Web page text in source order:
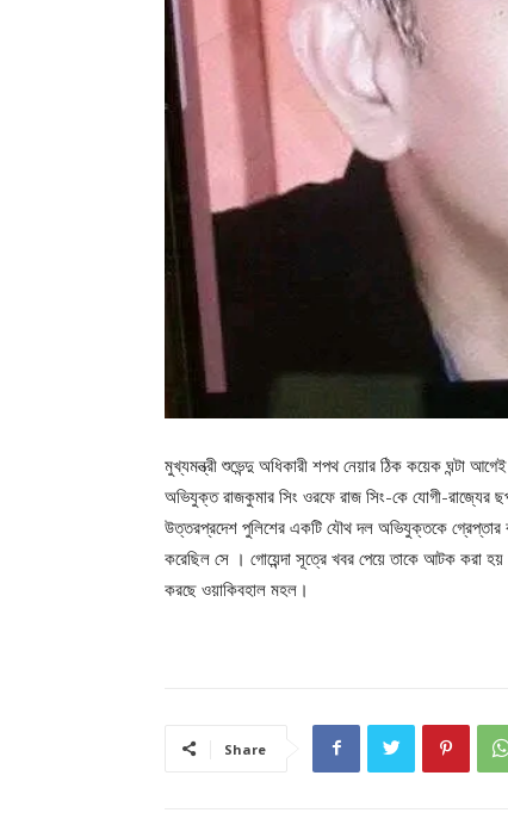
মুখ্যমন্ত্রী শুভেন্দু অধিকারী শপথ নেয়ার ঠিক কয়েক ঘন্টা
অভিযুক্ত রাজকুমার সিং ওরফে রাজ সিং-কে যোগী-রাজ্যের
উত্তরপ্রদেশ পুলিশের একটি যৌথ দল অভিযুক্তকে গ্রেপ্তার
করেছিল সে । গোয়েন্দা সূত্রে খবর পেয়ে তাকে আটক করা
করছে ওয়াকিবহাল মহল।
Share